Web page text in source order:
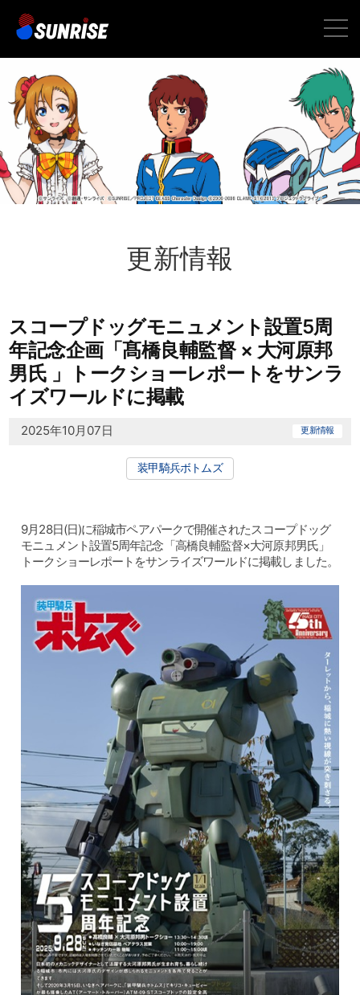
toggle
更新情報
スコープドッグモニュメント設置5周
年記念企画「髙橋良輔監督 × 大河原邦
男氏 」トークショーレポートをサンラ
イズワールドに掲載
2025年10月07日 更新情報
装甲騎兵ボトムズ
9月28日(日)に稲城市ペアパークで開催されたスコープドッグ
モニュメント設置5周年記念「高橋良輔監督×大河原邦男氏」
トークショーレポートをサンライズワールドに掲載しました。